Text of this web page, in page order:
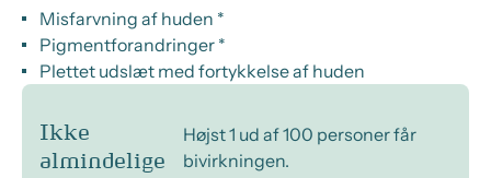
Misfarvning af huden *
Pigmentforandringer *
Plettet udslæt med fortykkelse af huden
Ikke
almindelige
Højst 1 ud af 100 personer får
bivirkningen.